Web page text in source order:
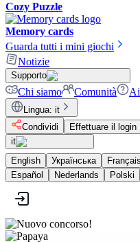
Cozy Puzzle
Memory cards
Guarda tutti i mini giochi
Notizie
Supporto
Chi siamo Comunità
Lingua: it
Condividi
Effettuare il login
it
English
Українська Français
Español
Nederlands Polski